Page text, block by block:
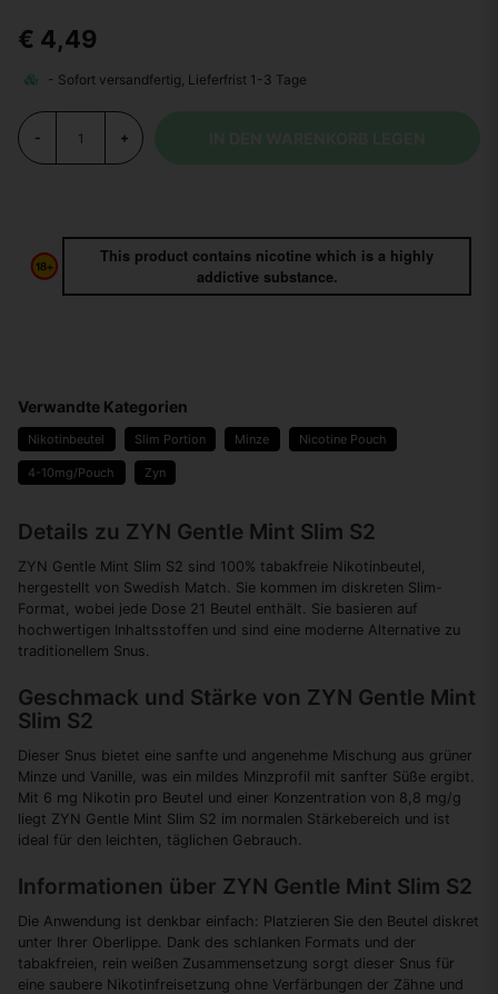
€ 4,49
- +
This product contains nicotine which is a highly
addictive substance.
Verwandte Kategorien
Nikotinbeutel Slim Portion Minze Nicotine Pouch
4-10mg/Pouch Zyn
Details zu ZYN Gentle Mint Slim S2
ZYN Gentle Mint Slim S2 sind 100% tabakfreie Nikotinbeutel,
hergestellt von Swedish Match. Sie kommen im diskreten Slim-
Format, wobei jede Dose 21 Beutel enthält. Sie basieren auf
hochwertigen Inhaltsstoffen und sind eine moderne Alternative zu
traditionellem Snus.
Geschmack und Stärke von ZYN Gentle Mint
Slim S2
Dieser Snus bietet eine sanfte und angenehme Mischung aus grüner
Minze und Vanille, was ein mildes Minzprofil mit sanfter Süße ergibt.
Mit 6 mg Nikotin pro Beutel und einer Konzentration von 8,8 mg/g
liegt ZYN Gentle Mint Slim S2 im normalen Stärkebereich und ist
ideal für den leichten, täglichen Gebrauch.
Informationen über ZYN Gentle Mint Slim S2
Die Anwendung ist denkbar einfach: Platzieren Sie den Beutel diskret
unter Ihrer Oberlippe. Dank des schlanken Formats und der
tabakfreien, rein weißen Zusammensetzung sorgt dieser Snus für
eine saubere Nikotinfreisetzung ohne Verfärbungen der Zähne und